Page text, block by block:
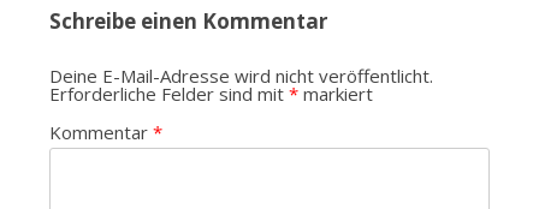
Schreibe einen Kommentar
Deine E-Mail-Adresse wird nicht veröffentlicht.
Erforderliche Felder sind mit *markiert
Kommentar *